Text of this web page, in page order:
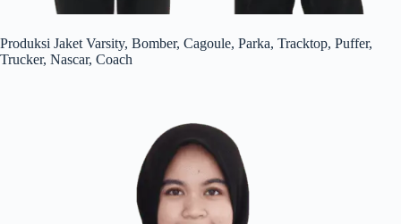
Produksi Jaket Varsity, Bomber, Cagoule, Parka, Tracktop, Puffer,
Trucker, Nascar, Coach